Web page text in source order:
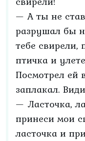
— А ты не
разрушал бы
тебе свирели,
птичка и
Посмотрел ей
заплакал.
— Ласточка,
принеси мои
ласточка и